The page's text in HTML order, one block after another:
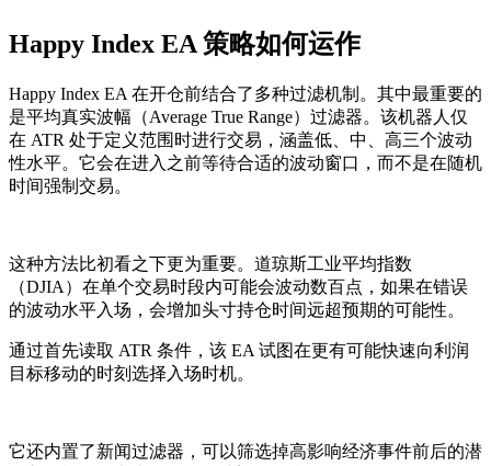
Happy Index EA 策略如何运作
Happy Index EA 在开仓前结合了多种过滤机制。其中最重要的
是平均真实波幅（Average True Range）过滤器。该机器人仅
在 ATR 处于定义范围时进行交易，涵盖低、中、高三个波动
性水平。它会在进入之前等待合适的波动窗口，而不是在随机
时间强制交易。
这种方法比初看之下更为重要。道琼斯工业平均指数
（DJIA）在单个交易时段内可能会波动数百点，如果在错误
的波动水平入场，会增加头寸持仓时间远超预期的可能性。
通过首先读取 ATR 条件，该 EA 试图在更有可能快速向利润
目标移动的时刻选择入场时机。
它还内置了新闻过滤器，可以筛选掉高影响经济事件前后的潜